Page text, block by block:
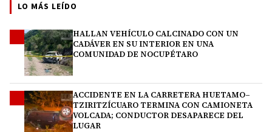
LO MÁS LEÍDO
HALLAN VEHÍCULO CALCINADO CON UN
CADÁVER EN SU INTERIOR EN UNA
COMUNIDAD DE NOCUPÉTARO
ACCIDENTE EN LA CARRETERA HUETAMO–
TZIRITZÍCUARO TERMINA CON CAMIONETA
VOLCADA; CONDUCTOR DESAPARECE DEL
LUGAR